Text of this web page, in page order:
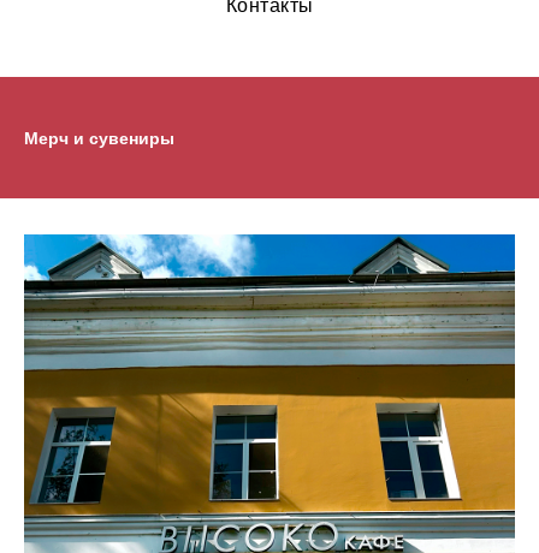
Контакты
Мерч и сувениры